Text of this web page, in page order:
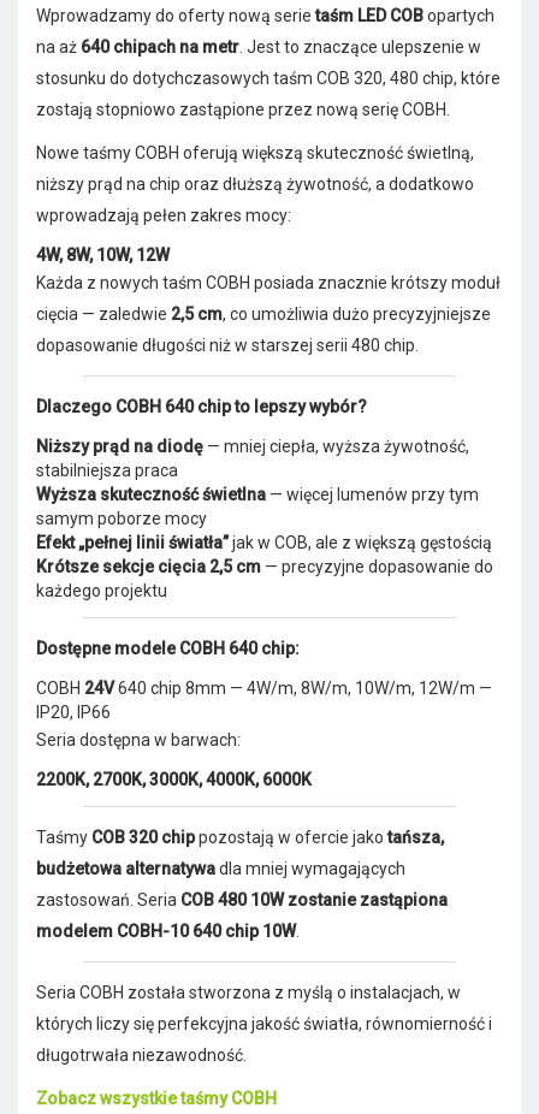
Wprowadzamy do oferty nową serietaśm LED COBopartych
na aż 640 chipach na metr . Jest to znaczące ulepszenie w
stosunku do dotychczasowych taśm COB 320, 480 chip, które
zostają stopniowo zastąpione przez nową serię COBH.
Nowe taśmy COBH oferują większą skuteczność świetlną,
niższy prąd na chip oraz dłuższą żywotność, a dodatkowo
wprowadzają pełen zakres mocy:
4W, 8W, 10W, 12W
Każda z nowych taśm COBH posiada znacznie krótszy moduł
cięcia — zaledwie 2,5 cm, co umożliwia dużo precyzyjniejsze
dopasowanie długości niż w starszej serii 480 chip.
Dlaczego COBH 640 chip to lepszy wybór?
Niższy prąd na diodę — mniej ciepła, wyższa żywotność,
stabilniejsza praca
Wyższa skuteczność świetlna — więcej lumenów przy tym
samym poborze mocy
Efekt „pełnej linii światła”jak w COB, ale z większą gęstością
Krótsze sekcje cięcia 2,5 cm — precyzyjne dopasowanie do
każdego projektu
Dostępne modele COBH 640 chip:
COBH 24V640 chip 8mm — 4W/m, 8W/m, 10W/m, 12W/m —
IP20, IP66
Seria dostępna w barwach:
2200K, 2700K, 3000K, 4000K, 6000K
Taśmy COB 320 chippozostają w ofercie jakotańsza,
budżetowa alternatywadla mniej wymagających
zastosowań. Seria COB 480 10W zostanie zastąpiona
modelem COBH-10 640 chip 10W.
Seria COBH została stworzona z myślą o instalacjach, w
których liczy się perfekcyjna jakość światła, równomierność i
długotrwała niezawodność.
Zobacz wszystkie taśmy COBH